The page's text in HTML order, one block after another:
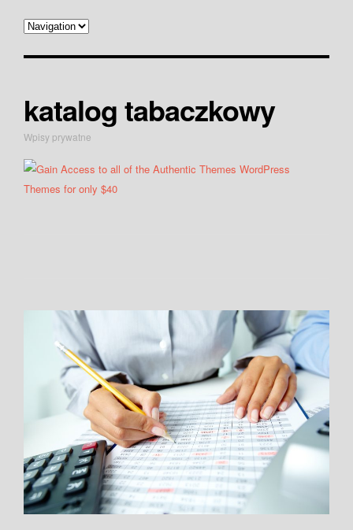
katalog tabaczkowy
Wpisy prywatne